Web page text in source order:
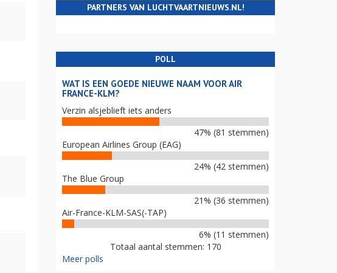
PARTNERS VAN LUCHTVAARTNIEUWS.NL!
POLL
WAT IS EEN GOEDE NIEUWE NAAM VOOR AIR
FRANCE-KLM?
Verzin alsjeblieft iets anders
47% (81 stemmen)
European Airlines Group (EAG)
24% (42 stemmen)
The Blue Group
21% (36 stemmen)
Air-France-KLM-SAS(-TAP)
6% (11 stemmen)
Totaal aantal stemmen: 170
Meer polls